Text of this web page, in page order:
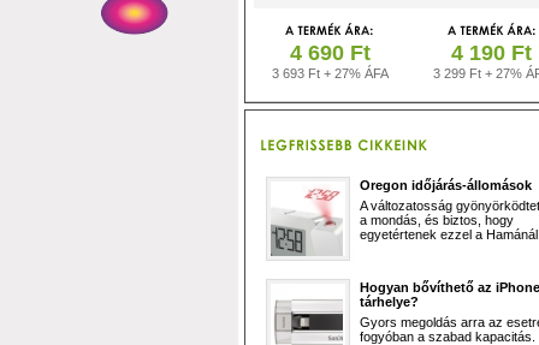
4 690 Ft
3 693 Ft + 27% ÁFA
4 190 Ft
3 299 Ft + 27%
Oregon időjárás-állomások
A változatosság
a mondás, és biztos, hogy
egyetértenek ezzel a
Hogyan bővíthető az iPhone
tárhelye?
Gyors megoldás arra az
fogyóban a szabad kapacitás.